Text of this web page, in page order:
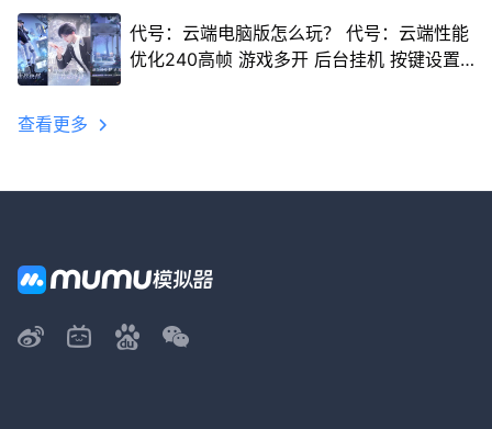
代号：云端电脑版怎么玩？ 代号：云端性能
优化240高帧 游戏多开 后台挂机 按键设置
查看更多